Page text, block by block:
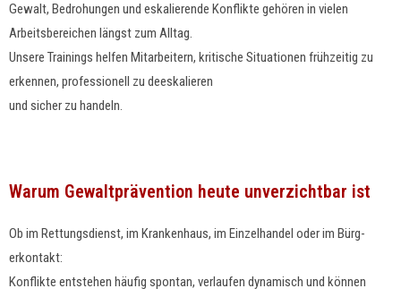
Gewalt, Bedro­hun­gen und eskalierende Kon­flik­te gehören in vie­len
Arbeits­bere­ichen längst zum All­t­ag.
Unsere Train­ings helfen Mitar­beit­ern, kri­tis­che Sit­u­a­tio­nen frühzeit­ig zu
erken­nen, pro­fes­sionell zu deeskalieren
und sich­er zu handeln.
Warum Gewaltprävention heute unverzichtbar ist
Ob im Ret­tungs­di­enst, im Kranken­haus, im Einzel­han­del oder im Bürg­
erkon­takt:
Kon­flik­te entste­hen häu­fig spon­tan, ver­laufen dynamisch und kön­nen